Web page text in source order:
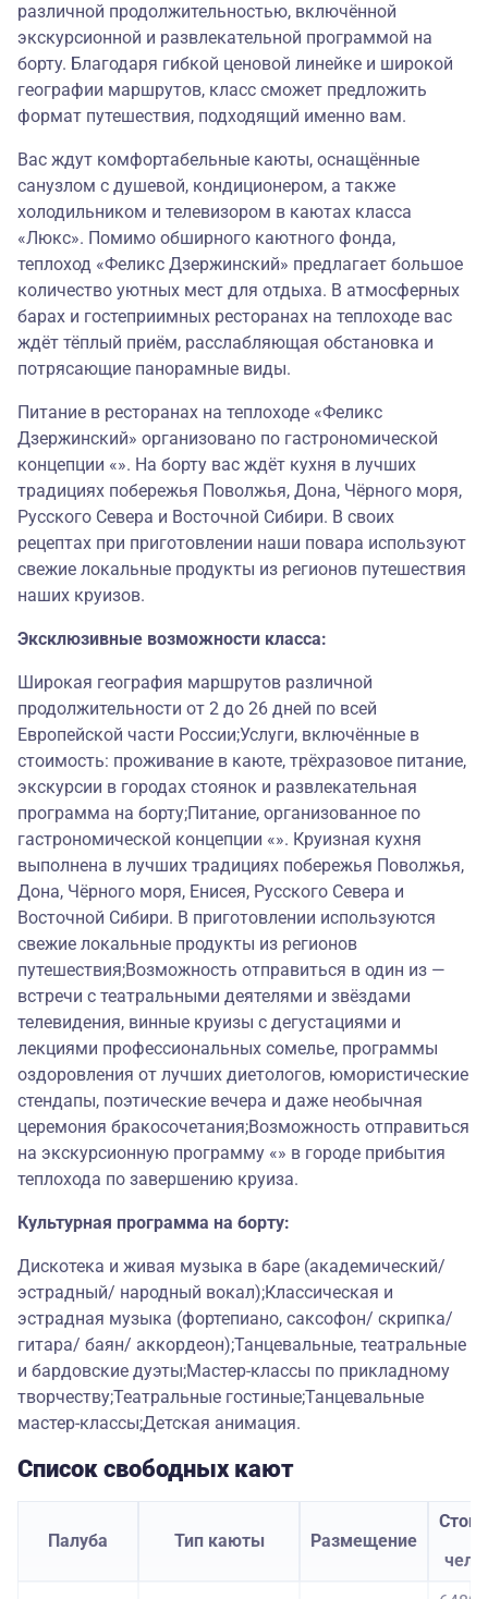
различной продолжительностью, включённой
экскурсионной и развлекательной программой на
борту. Благодаря гибкой ценовой линейке и широкой
географии маршрутов, класс сможет предложить
формат путешествия, подходящий именно вам.
Вас ждут комфортабельные каюты, оснащённые
санузлом с душевой, кондиционером, а также
холодильником и телевизором в каютах класса
«Люкс». Помимо обширного каютного фонда,
теплоход «Феликс Дзержинский» предлагает большое
количество уютных мест для отдыха. В атмосферных
барах и гостеприимных ресторанах на теплоходе вас
ждёт тёплый приём, расслабляющая обстановка и
потрясающие панорамные виды.
Питание в ресторанах на теплоходе «Феликс
Дзержинский» организовано по гастрономической
концепции «». На борту вас ждёт кухня в лучших
традициях побережья Поволжья, Дона, Чёрного моря,
Русского Севера и Восточной Сибири. В своих
рецептах при приготовлении наши повара используют
свежие локальные продукты из регионов путешествия
наших круизов.
Эксклюзивные возможности класса:
Широкая география маршрутов различной
продолжительности от 2 до 26 дней по всей
Европейской части России;Услуги, включённые в
стоимость: проживание в каюте, трёхразовое питание,
экскурсии в городах стоянок и развлекательная
программа на борту;Питание, организованное по
гастрономической концепции «». Круизная кухня
выполнена в лучших традициях побережья Поволжья,
Дона, Чёрного моря, Енисея, Русского Севера и
Восточной Сибири. В приготовлении используются
свежие локальные продукты из регионов
путешествия;Возможность отправиться в один из —
встречи с театральными деятелями и звёздами
телевидения, винные круизы с дегустациями и
лекциями профессиональных сомелье, программы
оздоровления от лучших диетологов, юмористические
стендапы, поэтические вечера и даже необычная
церемония бракосочетания;Возможность отправиться
на экскурсионную программу «» в городе прибытия
теплохода по завершению круиза.
Культурная программа на борту:
Дискотека и живая музыка в баре (академический/
эстрадный/ народный вокал);Классическая и
эстрадная музыка (фортепиано, саксофон/ скрипка/
гитара/ баян/ аккордеон);Танцевальные, театральные
и бардовские дуэты;Мастер-классы по прикладному
творчеству;Театральные гостиные;Танцевальные
мастер-классы;Детская анимация.
Список свободных кают
Палуба Тип каюты Размещение